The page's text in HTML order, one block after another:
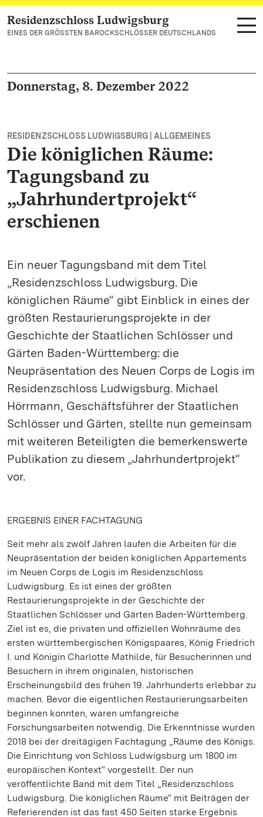
Zum Hauptinhalt springen
Residenzschloss Ludwigsburg
EINES DER GRÖSSTEN BAROCKSCHLÖSSER DEUTSCHLANDS
Donnerstag, 8. Dezember 2022
RESIDENZSCHLOSS LUDWIGSBURG | ALLGEMEINES
Die königlichen Räume:
Tagungsband zu
„Jahrhundertprojekt“
erschienen
Ein neuer Tagungsband mit dem Titel
„Residenzschloss Ludwigsburg. Die
königlichen Räume“ gibt Einblick in eines der
größten Restaurierungsprojekte in der
Geschichte der Staatlichen Schlösser und
Gärten Baden-Württemberg: die
Neupräsentation des Neuen Corps de Logis im
Residenzschloss Ludwigsburg. Michael
Hörrmann, Geschäftsführer der Staatlichen
Schlösser und Gärten, stellte nun gemeinsam
mit weiteren Beteiligten die bemerkenswerte
Publikation zu diesem „Jahrhundertprojekt“
vor.
ERGEBNIS EINER FACHTAGUNG
Seit mehr als zwölf Jahren laufen die Arbeiten für die
Neupräsentation der beiden königlichen Appartements
im Neuen Corps de Logis im Residenzschloss
Ludwigsburg. Es ist eines der größten
Restaurierungsprojekte in der Geschichte der
Staatlichen Schlösser und Gärten Baden-Württemberg.
Ziel ist es, die privaten und offiziellen Wohnräume des
ersten württembergischen Königspaares, König Friedrich
I. und Königin Charlotte Mathilde, für Besucherinnen und
Besuchern in ihrem originalen, historischen
Erscheinungsbild des frühen 19. Jahrhunderts erlebbar zu
machen. Bevor die eigentlichen Restaurierungsarbeiten
beginnen konnten, waren umfangreiche
Forschungsarbeiten notwendig. Die Erkenntnisse wurden
2018 bei der dreitägigen Fachtagung „Räume des Königs.
Die Einrichtung von Schloss Ludwigsburg um 1800 im
europäischen Kontext“ vorgestellt. Der nun
veröffentlichte Band mit dem Titel „Residenzschloss
Ludwigsburg. Die königlichen Räume“ mit Beiträgen der
Referierenden ist das fast 450 Seiten starke Ergebnis